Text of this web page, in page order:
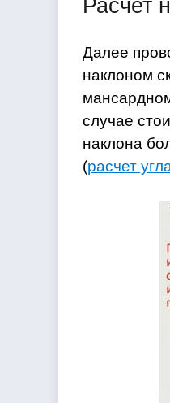
Расчет
Далее
наклоном
случае
наклона
(расчет